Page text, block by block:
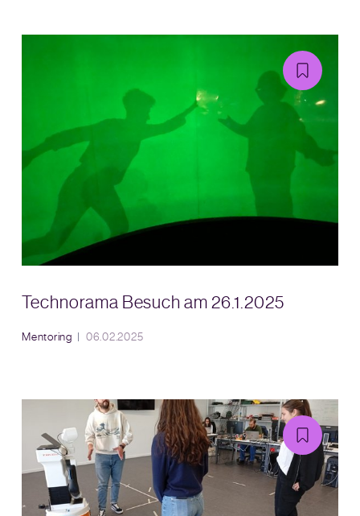
Technorama Besuch am 26.1.2025
Mentoring 06.02.2025